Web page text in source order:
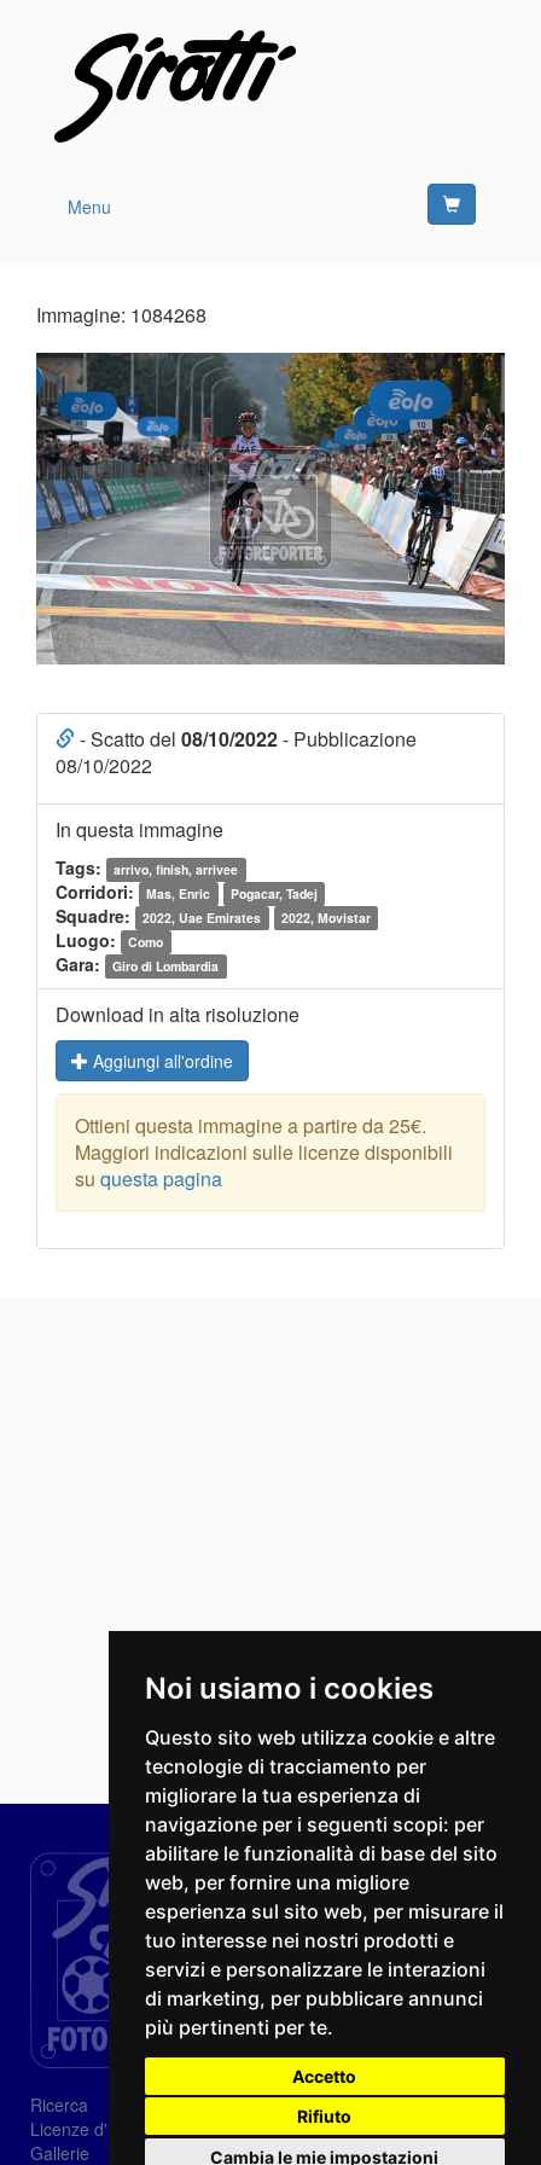
Noi usiamo i cookies
Questo sito web utilizza cookie e altre
tecnologie di tracciamento per
migliorare la tua esperienza di
navigazione per i seguenti scopi: per
abilitare le funzionalità di base del sito
web, per fornire una migliore
esperienza sul sito web, per misurare il
tuo interesse nei nostri prodotti e
servizi e personalizzare le interazioni
di marketing, per pubblicare annunci
più pertinenti per te.
Accetto
Rifiuto
Cambia le mie impostazioni
Menu
Immagine: 1084268
- Scatto del 08/10/2022- Pubblicazione
08/10/2022
In questa immagine
Tags: arrivo, finish, arrivee
Corridori: Mas, Enric Pogacar, Tadej
Squadre: 2022, Uae Emirates 2022, Movistar
Luogo: Como
Gara: Giro di Lombardia
Download in alta risoluzione
Aggiungi all'ordine
Ottieni questa immagine a partire da 25€.
Maggiori indicazioni sulle licenze disponibili
su questa pagina
Ricerca
Licenze d'utilizzo
Gallerie